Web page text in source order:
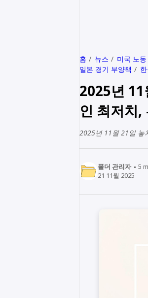
홈 뉴스 미국 노
일본 경기 부양책
2025년
인 최저치,
2025년 11월 21일 놓
폴더 관리자 5
21 11월 2025